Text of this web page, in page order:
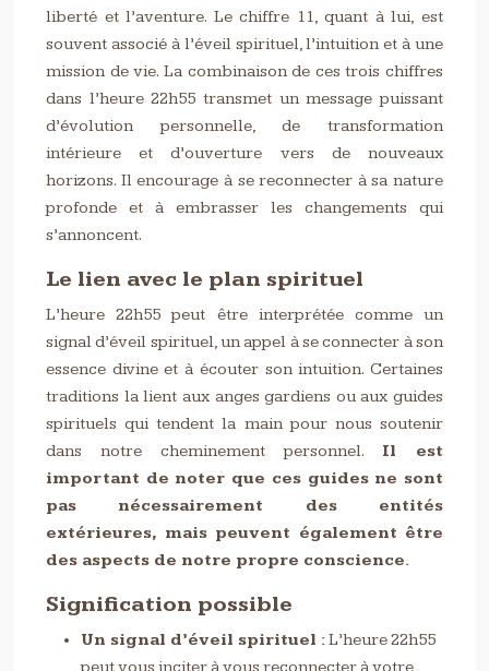
liberté et l’aventure. Le chiffre 11, quant à lui, est
souvent associé à l’éveil spirituel, l’intuition et à une
mission de vie. La combinaison de ces trois chiffres
dans l’heure 22h55 transmet un message puissant
d’évolution personnelle, de transformation
intérieure et d’ouverture vers de nouveaux
horizons. Il encourage à se reconnecter à sa nature
profonde et à embrasser les changements qui
s’annoncent.
Le lien avec le plan spirituel
L’heure 22h55 peut être interprétée comme un
signal d’éveil spirituel, un appel à se connecter à son
essence divine et à écouter son intuition. Certaines
traditions la lient aux anges gardiens ou aux guides
spirituels qui tendent la main pour nous soutenir
dans notre cheminement personnel. Il est
important de noter que ces guides ne sont
pas nécessairement des entités
extérieures, mais peuvent également être
des aspects de notre propre conscience.
Signification possible
Un signal d’éveil spirituel :L’heure 22h55
peut vous inciter à vous reconnecter à votre